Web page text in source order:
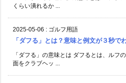
くらい潰れるか ...
2025-05-06 : ゴルフ用語
「ダフる」とは？意味と例文が３秒で
「ダフる」の意味とは ダフるとは、ルフ
面をクラブヘッ ...